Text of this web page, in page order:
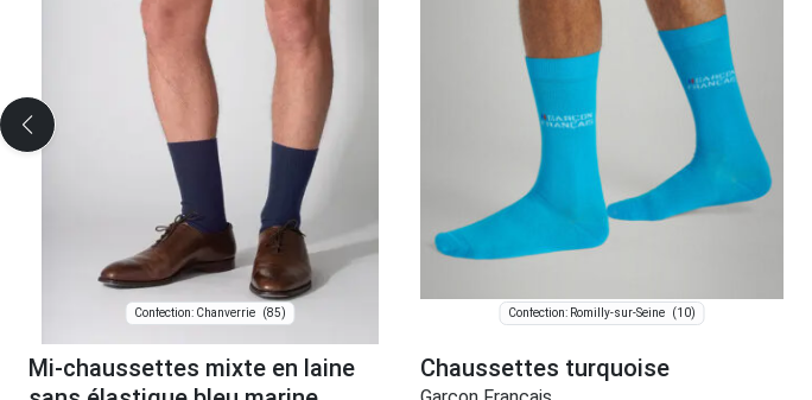
Confection: Chanverrie (85)
Mi-chaussettes mixte en laine
Confection: Romilly-sur-Seine (10)
Chaussettes turquoise